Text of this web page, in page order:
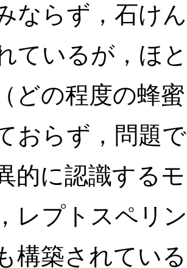
ならず，石け
ているが，ほ
どの程度の蜂
おらず，問題
的に認識する
レプトスペリ
構築されている